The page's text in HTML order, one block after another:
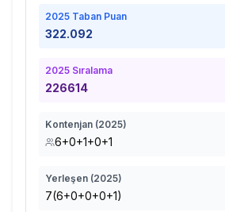
2025 Taban Puan
322.092
2025 Sıralama
226614
Kontenjan (2025)
6+0+1+0+1
Yerleşen (2025)
7(6+0+0+0+1)